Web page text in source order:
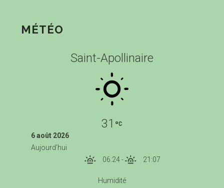
MÉTÉO
Saint-Apollinaire
31
6 août 2026
Aujourd'hui
06:24- 21:07
Humidité